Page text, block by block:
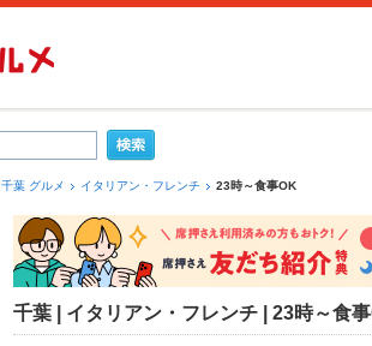
千葉 グルメ イタリアン・フレンチ 23時～食事OK
千葉 | イタリアン・フレンチ | 23時～食